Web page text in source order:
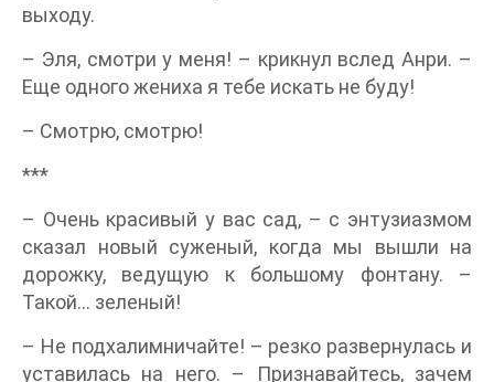
выходу.
– Эля, смотри у меня! – крикнул вслед Анри. –
Еще одного жениха я тебе искать не буду!
– Смотрю, смотрю!
***
– Очень красивый у вас сад, – с энтузиазмом
сказал новый суженый, когда мы вышли на
дорожку, ведущую к большому фонтану. –
Такой… зеленый!
– Не подхалимничайте! – резко развернулась и
уставилась на него. – Признавайтесь, зачем